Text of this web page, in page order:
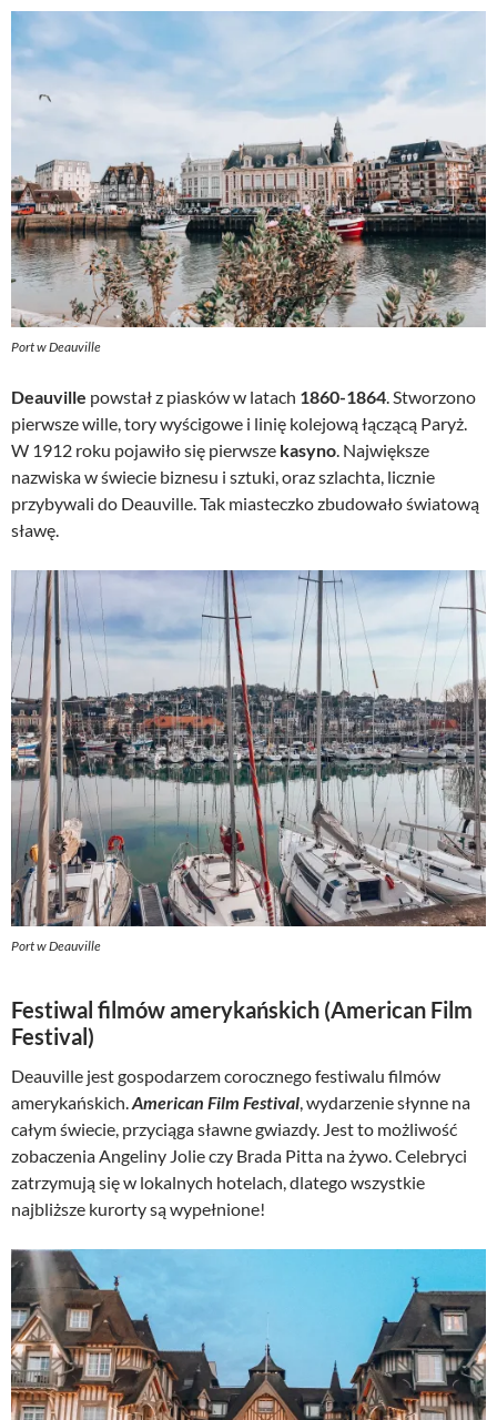
Port w Deauville
Deauville powstał z piasków w latach 1860-1864 . Stworzono
pierwsze wille, tory wyścigowe i linię kolejową łączącą Paryż.
W 1912 roku pojawiło się pierwsze kasyno . Największe
nazwiska w świecie biznesu i sztuki, oraz szlachta, licznie
przybywali do Deauville. Tak miasteczko zbudowało światową
sławę.
Port w Deauville
Festiwal filmów amerykańskich (American Film
Festival)
Deauville jest gospodarzem corocznego festiwalu filmów
amerykańskich. American Film Festival , wydarzenie słynne na
całym świecie, przyciąga sławne gwiazdy. Jest to możliwość
zobaczenia Angeliny Jolie czy Brada Pitta na żywo. Celebryci
zatrzymują się w lokalnych hotelach, dlatego wszystkie
najbliższe kurorty są wypełnione!